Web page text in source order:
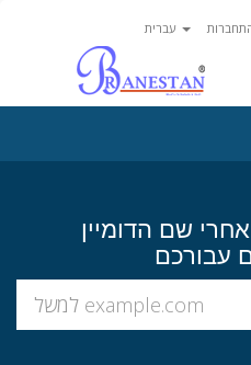
שם הדומיין